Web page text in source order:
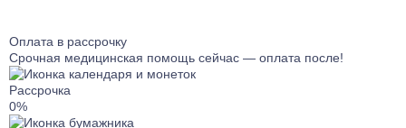
Лечение алекситимии
Лечение астении
Оплата в рассрочку
Срочная медицинская помощь сейчас — оплата после!
Рассрочка
0%